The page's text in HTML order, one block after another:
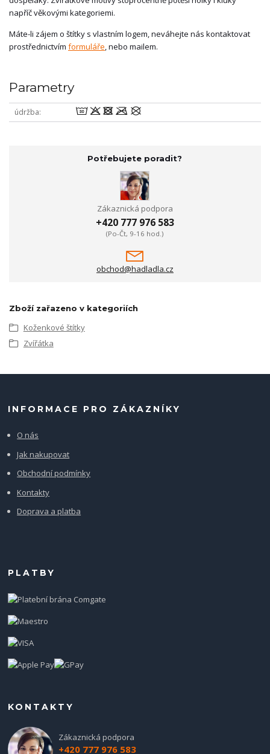
napříč věkovými kategoriemi.
Máte-li zájem o štítky s vlastním logem, neváhejte nás kontaktovat
prostřednictvím formuláře, nebo mailem.
Parametry
údržba wodmU
Potřebujete poradit?
Zákaznická podpora
+420 777 976 583
(Po-Čt, 9-16 hod.)
obchod@hadladla.cz
Zboží zařazeno v kategoriích
Koženkové štítky
Zvířátka
INFORMACE PRO ZÁKAZNÍKY
O nás
Jak nakupovat
Obchodní podmínky
Kontakty
Doprava a platba
PLATBY
KONTAKTY
Zákaznická podpora
+420 777 976 583